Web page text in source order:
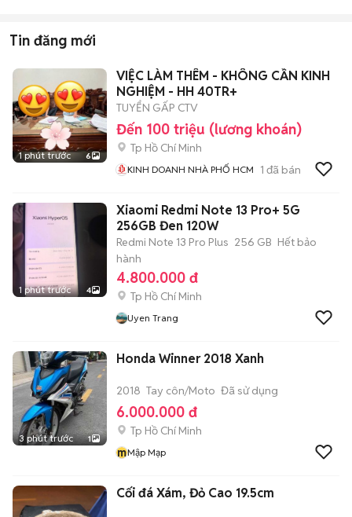
Tin đăng mới
1 phút trước 6
VIỆC LÀM THÊM - KHÔNG CẦN KINH
NGHIỆM - HH 40TR+
TUYỂN GẤP CTV
Đến 100 triệu (lương khoán)
Tp Hồ Chí Minh
KINH DOANH NHÀ PHỐ HCM 1 đã bán
1 phút trước 4
Xiaomi Redmi Note 13 Pro+ 5G
256GB Đen 120W
Redmi Note 13 Pro Plus 256 GB Hết bảo
hành
4.800.000 đ
Tp Hồ Chí Minh
Uyen Trang
3 phút trước 1
Honda Winner 2018 Xanh
2018 Tay côn/Moto Đã sử dụng
6.000.000 đ
Tp Hồ Chí Minh
mMập Mạp
Cối đá Xám, Đỏ Cao 19.5cm